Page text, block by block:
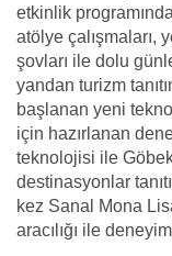
etkinlik
atölye çalışmaları,
şovları ile dolu
yandan turizm
başlanan yeni
için hazırlanan
teknolojisi ile
destinasyonlar
kez Sanal Mona
aracılığı ile